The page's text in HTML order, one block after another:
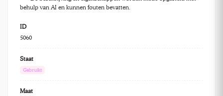
behulp van AI en kunnen fouten bevatten.
ID
5060
Staat
Gebruikt
Maat